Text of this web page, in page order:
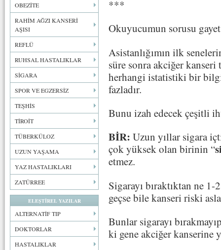
OBEZİTE
RAHİM AĞZI KANSERİ
AŞISI
REFLÜ
RUHSAL HASTALIKLAR
SİGARA
SPOR VE EGZERSİZ
TEŞHİS
TİROİT
TÜBERKÜLOZ
UZUN YAŞAMA
YAZ HASTALIKLARI
ZATÜRREE
ELEŞTİREL YAZILAR
ALTERNATİF TIP
DOKTORLAR
HASTALIKLAR
***
Okuyucumun sorusu
Asistanlığımın ilk
süre sonra akciğer kanseri
herhangi istatistiki bir
fazladır.
Bunu izah edecek çeşitli
BİR: Uzun yıllar sigara
çok yüksek olan birinin “
etmez.
Sigarayı bıraktıktan ne
geçse bile kanseri riski
Bunlar sigarayı
ki gene akciğer kanserine